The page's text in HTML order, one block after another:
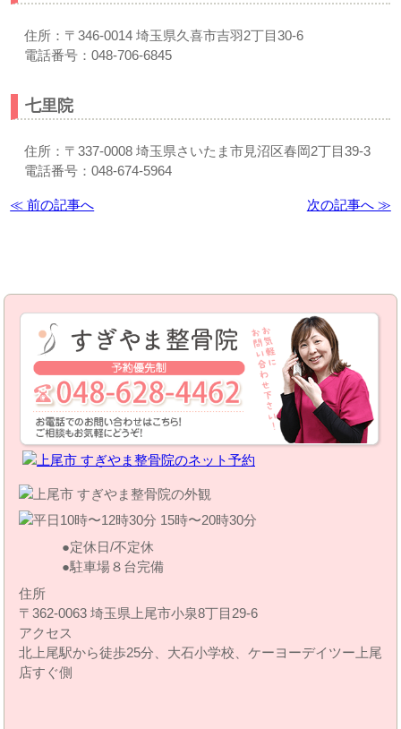
住所：〒346-0014 埼玉県久喜市吉羽2丁目30-6
電話番号：048-706-6845
七里院
住所：〒337-0008 埼玉県さいたま市見沼区春岡2丁目39-3
電話番号：048-674-5964
≪ 前の記事へ 次の記事へ ≫
定休日/不定休
駐車場８台完備
住所
〒362-0063 埼玉県上尾市小泉8丁目29‐6
アクセス
北上尾駅から徒歩25分、大石小学校、ケーヨーデイツー上尾
店すぐ側